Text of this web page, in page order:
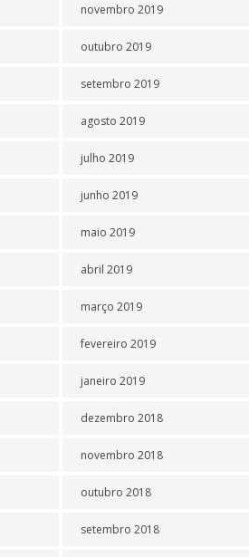
novembro 2019
outubro 2019
setembro 2019
agosto 2019
julho 2019
junho 2019
maio 2019
abril 2019
março 2019
fevereiro 2019
janeiro 2019
dezembro 2018
novembro 2018
outubro 2018
setembro 2018